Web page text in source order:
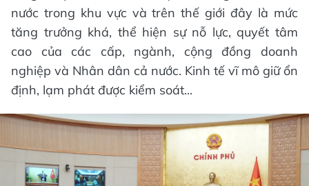
nước trong khu vực và trên thế giới đây là mức
tăng trưởng khá, thể hiện sự nỗ lực, quyết tâm
cao của các cấp, ngành, cộng đồng doanh
nghiệp và Nhân dân cả nước. Kinh tế vĩ mô giữ ổn
định, lạm phát được kiểm soát...